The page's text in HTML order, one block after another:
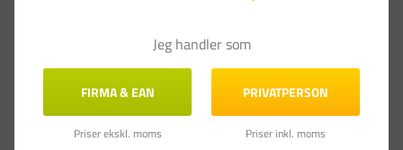
Jeg handler som
FIRMA & EAN
Priser ekskl. moms
PRIVATPERSON
Priser inkl. moms